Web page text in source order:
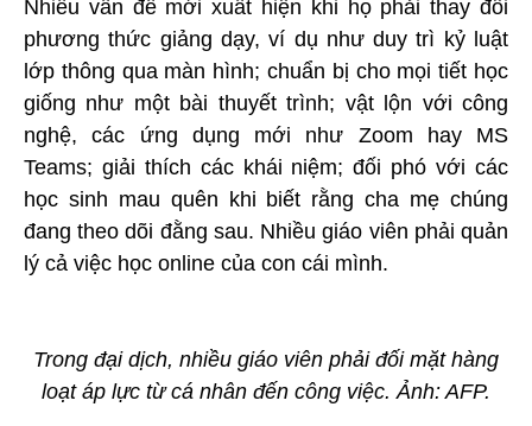
Nhiều vấn đề mới xuất hiện khi họ phải thay đổi
phương thức giảng dạy, ví dụ như duy trì kỷ luật
lớp thông qua màn hình; chuẩn bị cho mọi tiết học
giống như một bài thuyết trình; vật lộn với công
nghệ, các ứng dụng mới như Zoom hay MS
Teams; giải thích các khái niệm; đối phó với các
học sinh mau quên khi biết rằng cha mẹ chúng
đang theo dõi đằng sau. Nhiều giáo viên phải quản
lý cả việc học online của con cái mình.
Trong đại dịch, nhiều giáo viên phải đối mặt hàng
loạt áp lực từ cá nhân đến công việc. Ảnh: AFP.